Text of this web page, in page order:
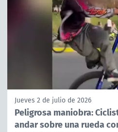
Jueves 2 de julio de 2026
Peligrosa maniobra:
andar sobre una rueda